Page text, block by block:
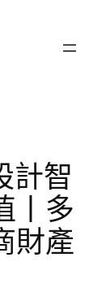
計智
丨多
財產